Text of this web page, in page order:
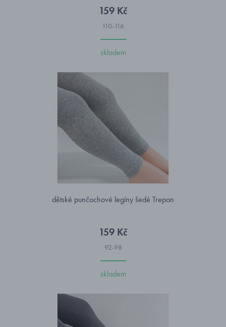
159 Kč
110-116
skladem
dětské punčochové legíny šedé Trepon
159 Kč
92-98
skladem